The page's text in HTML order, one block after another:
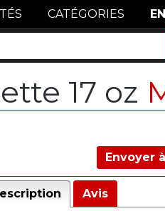
CATÉGORIES
17 oz
Envoyer
Avis